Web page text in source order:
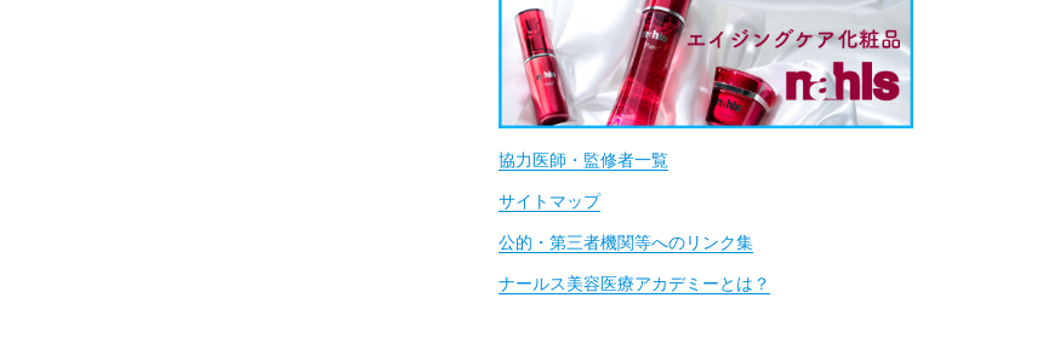
協力医師・監修者一覧
サイトマップ
公的・第三者機関等へのリンク集
ナールス美容医療アカデミーとは？